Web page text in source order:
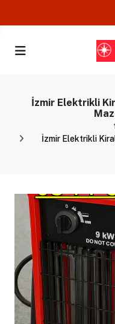
İzmir Elektrikli
İzmir Elektrikli